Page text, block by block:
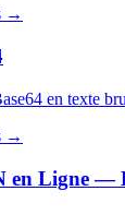
→
en texte
→
en Ligne —